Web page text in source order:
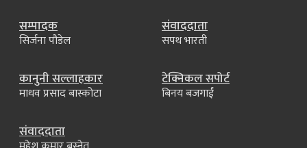
सम्पादक
सिर्जना पौडेल
संवाददाता
सपथ भारती
कानुनी सल्लाहकार
माधव प्रसाद बास्कोटा
टेक्निकल सपोर्ट
बिनय बजगाईं
संवाददाता